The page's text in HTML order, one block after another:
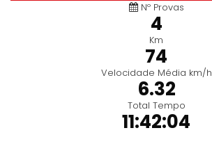
Nº Provas
4
Km
74
Velocidade Média km/h
6.32
Total Tempo
11:42:04